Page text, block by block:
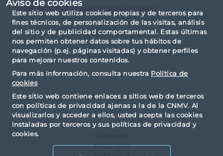
Aviso de cookies
Este sitio web utiliza cookies propias y de terceros para
fines técnicos, de personalización de las visitas, análisis
del sitio y de publicidad comportamental. Estas últimas
nos permiten obtener datos sobre tus hábitos de
navegación (p.ej. páginas visitadas) y obtener perfiles
para mejorar nuestros contenidos.
Para más información, consulta nuestra Política de
cookies
Este sitio web contiene enlaces a sitios web de terceros
con políticas de privacidad ajenas a la de la CNMV. Al
visualizarlos y acceder a ellos, usted acepta las cookies
instaladas por terceros y sus políticas de privacidad y
cookies.
Delegación de funciones
Auditorías
Atención al cliente
No se han encontrado datos disponibles
Mapa web